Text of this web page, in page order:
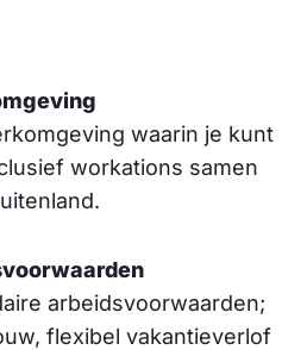
waarin je kunt
workations samen
arbeidsvoorwaarden;
flexibel vakantieverlof